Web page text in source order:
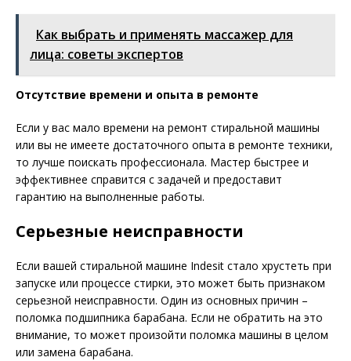
Как выбрать и применять массажер для
лица: советы экспертов
Отсутствие времени и опыта в ремонте
Если у вас мало времени на ремонт стиральной машины
или вы не имеете достаточного опыта в ремонте техники,
то лучше поискать профессионала. Мастер быстрее и
эффективнее справится с задачей и предоставит
гарантию на выполненные работы.
Серьезные неисправности
Если вашей стиральной машине Indesit стало хрустеть при
запуске или процессе стирки, это может быть признаком
серьезной неисправности. Один из основных причин –
поломка подшипника барабана. Если не обратить на это
внимание, то может произойти поломка машины в целом
или замена барабана.